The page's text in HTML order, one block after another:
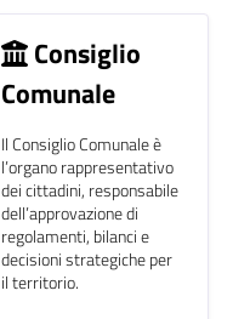
Consiglio
Comunale
Il Consiglio Comunale è
l’organo rappresentativo
dei cittadini, responsabile
dell’approvazione di
regolamenti, bilanci e
decisioni strategiche per
il territorio.